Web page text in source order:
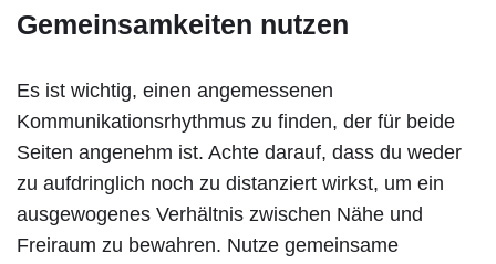
Gemeinsamkeiten nutzen
Es ist wichtig, einen angemessenen
Kommunikationsrhythmus zu finden, der für beide
Seiten angenehm ist. Achte darauf, dass du weder
zu aufdringlich noch zu distanziert wirkst, um ein
ausgewogenes Verhältnis zwischen Nähe und
Freiraum zu bewahren. Nutze gemeinsame